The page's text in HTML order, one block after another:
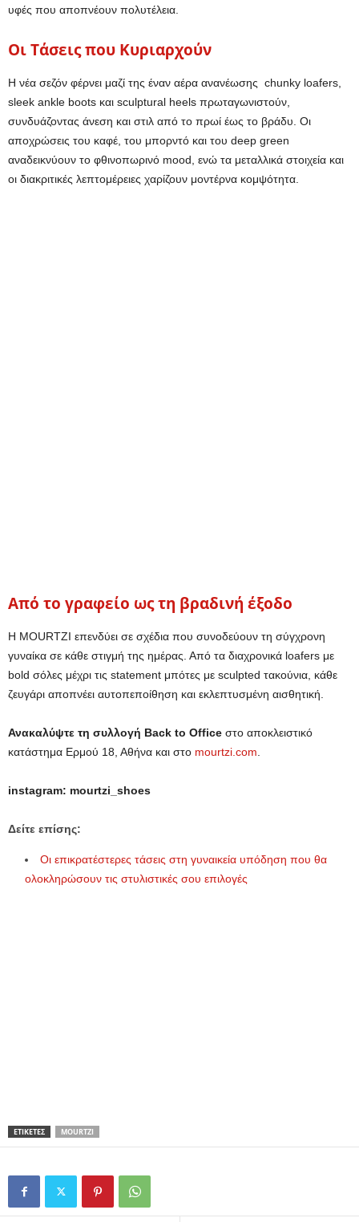
υφές που αποπνέουν πολυτέλεια.
Οι Τάσεις που Κυριαρχούν
Η νέα σεζόν φέρνει μαζί της έναν αέρα ανανέωσης chunky loafers,
sleek ankle boots και sculptural heels πρωταγωνιστούν,
συνδυάζοντας άνεση και στιλ από το πρωί έως το βράδυ. Οι
αποχρώσεις του καφέ, του μπορντό και του deep green
αναδεικνύουν το φθινοπωρινό mood, ενώ τα μεταλλικά στοιχεία και
οι διακριτικές λεπτομέρειες χαρίζουν μοντέρνα κομψότητα.
Από το γραφείο ως τη βραδινή έξοδο
Η MOURTZI επενδύει σε σχέδια που συνοδεύουν τη σύγχρονη
γυναίκα σε κάθε στιγμή της ημέρας. Από τα διαχρονικά loafers με
bold σόλες μέχρι τις statement μπότες με sculpted τακούνια, κάθε
ζευγάρι αποπνέει αυτοπεποίθηση και εκλεπτυσμένη αισθητική.
Ανακαλύψτε τη συλλογή Back to Office στο αποκλειστικό
κατάστημα Ερμού 18, Αθήνα και στο mourtzi.com
instagram: mourtzi_shoes
Δείτε επίσης:
Οι επικρατέστερες τάσεις στη γυναικεία υπόδηση που θα
ολοκληρώσουν τις στυλιστικές σου επιλογές
ΕΤΙΚΕΤΕΣ MOURTZI